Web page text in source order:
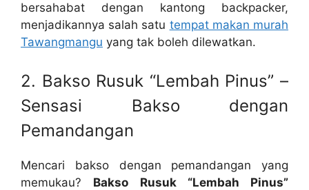
bersahabat dengan kantong backpacker,
menjadikannya salah satu tempat makan murah
Tawangmangu yang tak boleh dilewatkan.
2. Bakso Rusuk “Lembah Pinus” –
Sensasi Bakso dengan
Pemandangan
Mencari bakso dengan pemandangan yang
memukau? Bakso Rusuk “Lembah Pinus”